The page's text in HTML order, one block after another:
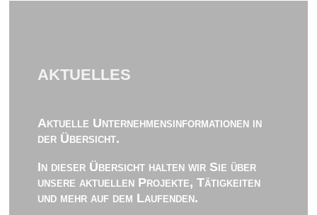
AKTUELLES
Aktuelle Unternehmensinformationen in
der Übersicht.
In dieser Übersicht halten wir Sie über
unsere aktuellen Projekte, Tätigkeiten
und mehr auf dem Laufenden.